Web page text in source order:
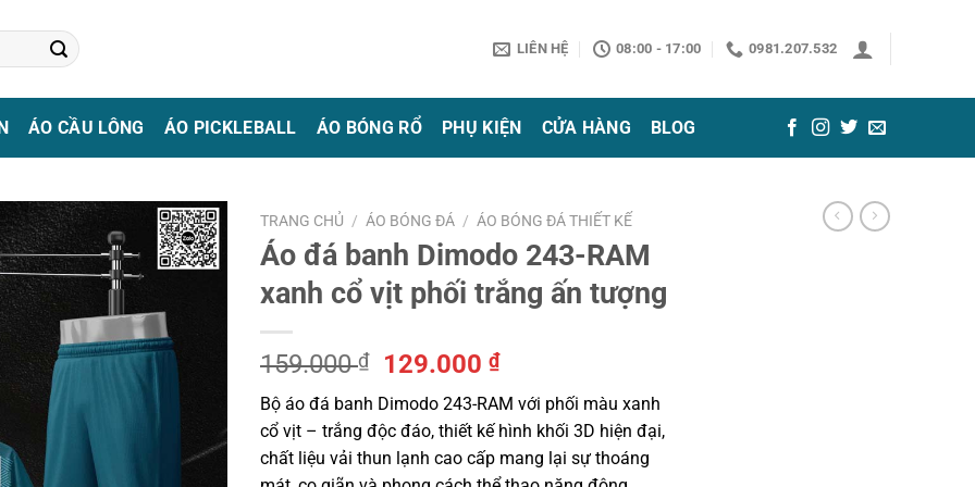
LIÊN HỆ 08:00 - 17:00 0981.207.532
ÁO CẦU LÔNG ÁO PICKLEBALL ÁO BÓNG RỔ PHỤ KIỆN CỬA HÀNG BLOG
TRANG CHỦ / ÁO BÓNG ĐÁ / ÁO BÓNG ĐÁ THIẾT KẾ
Áo đá banh Dimodo 243-RAM
xanh cổ vịt phối trắng ấn tượng
159.000₫
Giá
gốc
là:
159.000 ₫.
129.000₫Giá
hiện
tại
là:
129.000 ₫.
Bộ áo đá banh Dimodo 243-RAM với phối màu xanh
cổ vịt – trắng độc đáo, thiết kế hình khối 3D hiện đại,
chất liệu vải thun lạnh cao cấp mang lại sự thoáng